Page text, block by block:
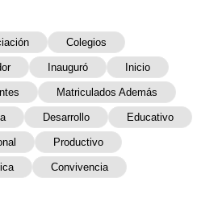
Colegios
Inauguró Inicio
Matriculados Además
Desarrollo Educativo
Productivo
Convivencia